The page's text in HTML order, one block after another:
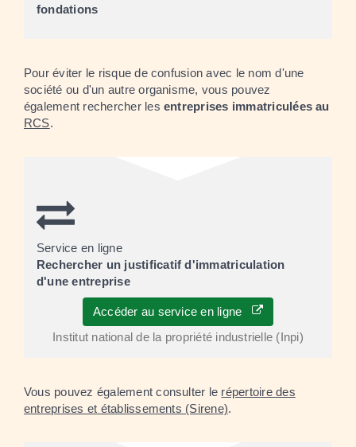
fondations
Pour éviter le risque de confusion avec le nom d'une
société ou d'un autre organisme, vous pouvez
également rechercher lesentreprises immatriculées au
RCS.
Service en ligne
Rechercher un justificatif d'immatriculation
d'une entreprise
Accéder au service en ligne
Institut national de la propriété industrielle (Inpi)
Vous pouvez également consulter le répertoire des
entreprises et établissements (Sirene).